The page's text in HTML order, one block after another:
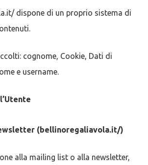
dispone di un proprio sistema di
cognome, Cookie, Dati di
e username.
(bellinoregaliavola.it/)
alla mailing list o alla newsletter,